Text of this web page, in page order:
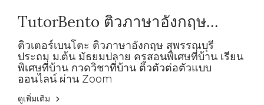
TutorBento ติวภาษาอังกฤษ
สุพรรณบุรี ประถม ม.ต้น ม.ปลาย
ติวเตอร์เบนโตะ ติวภาษาอังกฤษ สุพรรณบุรี
ประถม ม.ต้น มัธยมปลาย ครูสอนพิเศษที่บ้าน เรียน
พิเศษที่บ้าน กวดวิชาที่บ้าน ติวตัวต่อตัวแบบ
ออนไลน์ ผ่าน Zoom
ดูเพิ่มเติม